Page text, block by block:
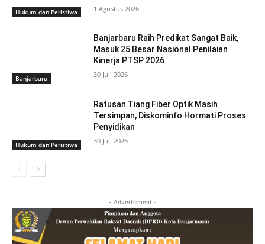
Hukum dan Peristiwa 1 Agustus 2026
Banjarbaru
Banjarbaru Raih Predikat Sangat Baik,
Masuk 25 Besar Nasional Penilaian
Kinerja PTSP 2026
30 Juli 2026
Hukum dan Peristiwa
Ratusan Tiang Fiber Optik Masih
Tersimpan, Diskominfo Hormati Proses
Penyidikan
30 Juli 2026
- Advertisment -